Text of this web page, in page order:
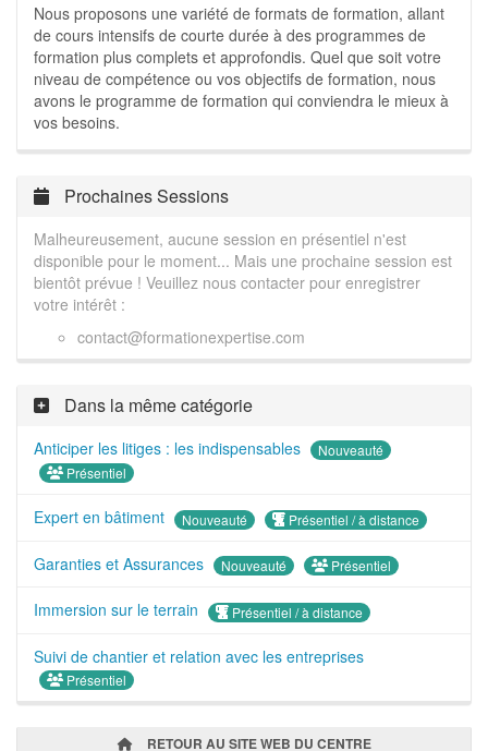
Nous proposons une variété de formats de formation, allant
de cours intensifs de courte durée à des programmes de
formation plus complets et approfondis. Quel que soit votre
niveau de compétence ou vos objectifs de formation, nous
avons le programme de formation qui conviendra le mieux à
vos besoins.
Prochaines Sessions
Malheureusement, aucune session en présentiel n'est
disponible pour le moment... Mais une prochaine session est
bientôt prévue ! Veuillez nous contacter pour enregistrer
votre intérêt :
contact@formationexpertise.com
Dans la même catégorie
Anticiper les litiges : les indispensables
Nouveauté
Présentiel
Expert en bâtiment Nouveauté Présentiel / à distance
Garanties et Assurances Nouveauté Présentiel
Immersion sur le terrain Présentiel / à distance
Suivi de chantier et relation avec les entreprises
Présentiel
RETOUR AU SITE WEB DU CENTRE